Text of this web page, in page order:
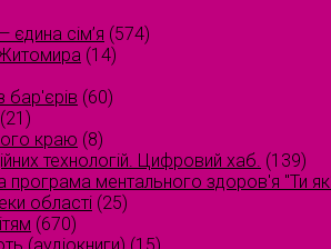
єдина сім’я (574)
Житомира (14)
бар'єрів (60)
(21)
краю (8)
технологій. Цифровий хаб. (139)
програма ментального здоров'я "Ти
області (25)
(670)
(аудіокниги) (15)